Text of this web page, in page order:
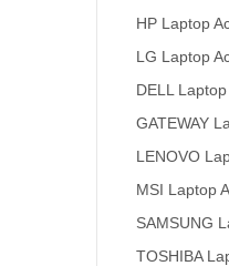
HP Laptop
LG Laptop
DELL Laptop
GATEWAY
LENOVO
MSI Laptop
SAMSUNG
TOSHIBA